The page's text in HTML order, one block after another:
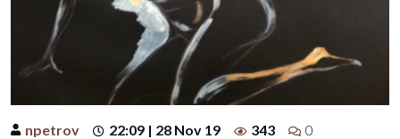
npetrov 22:09 | 28 Nov 19 343 0